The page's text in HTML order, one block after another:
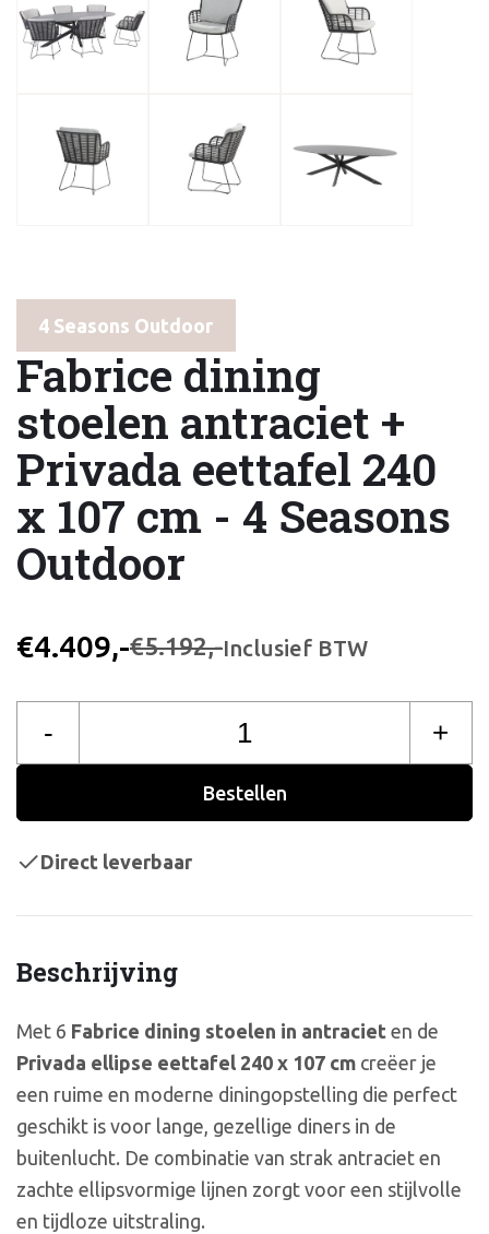
4 Seasons Outdoor
Fabrice dining
stoelen antraciet +
Privada eettafel 240
x 107 cm - 4 Seasons
Outdoor
€4.409,-€5.192,-Inclusief BTW
Beschrijving
Met 6 Fabrice dining stoelen in antraciet en de
Privada ellipse eettafel 240 x 107 cm creëer je
een ruime en moderne diningopstelling die perfect
geschikt is voor lange, gezellige diners in de
buitenlucht. De combinatie van strak antraciet en
zachte ellipsvormige lijnen zorgt voor een stijlvolle
en tijdloze uitstraling.
- +
Bestellen
Direct leverbaar